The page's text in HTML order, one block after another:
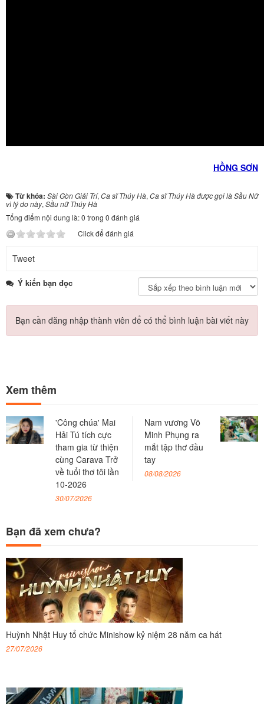
HỒNG SƠN
Từ khóa: Sài Gòn Giải Trí, Ca sĩ Thúy Hà, Ca sĩ Thúy Hà được gọi là Sầu Nữ
vì lý do này, Sầu nữ Thúy Hà
Tổng điểm nội dung là: 0 trong 0 đánh giá
Click để đánh giá
Tweet
Ý kiến bạn đọc
Bạn cần đăng nhập thành viên để có thể bình luận bài viết này
Xem thêm
'Công chúa' Mai
Hải Tú tích cực
tham gia từ thiện
cùng Carava Trở
về tuổi thơ tôi lần
10-2026
30/07/2026
Nam vương Võ
Minh Phụng ra
mắt tập thơ đầu
tay
08/08/2026
Bạn đã xem chưa?
Huỳnh Nhật Huy tổ chức Minishow kỷ niệm 28 năm ca hát
27/07/2026